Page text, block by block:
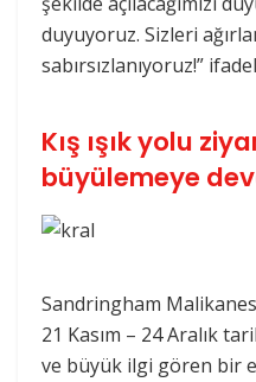
duyuyoruz. Sizleri
sabırsızlanıyoruz!”
Kış ışık yolu
büyülemeye
Sandringham
21 Kasım – 24 Aralık
ve büyük ilgi gören bir